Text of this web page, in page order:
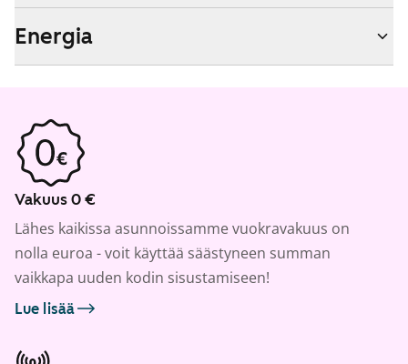
Energia
Vakuus 0 €
Lähes kaikissa asunnoissamme vuokravakuus on
nolla euroa - voit käyttää säästyneen summan
vaikkapa uuden kodin sisustamiseen!
Lue lisää